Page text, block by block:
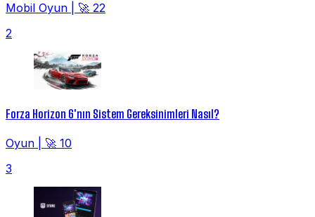
Mobil Oyun
🚀 22
2
Forza Horizon 6'nın Sistem Gereksinimleri Nasıl?
Oyun
🚀 10
3